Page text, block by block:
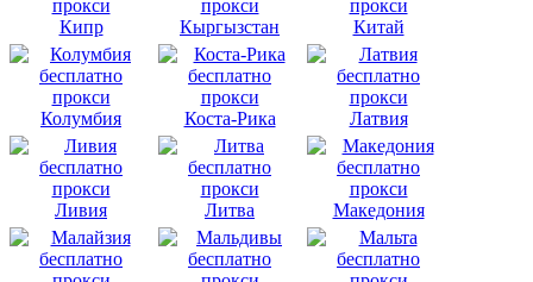
Кипр Кыргызстан Китай
Колумбия Коста-Рика Латвия
Ливия Литва Македония